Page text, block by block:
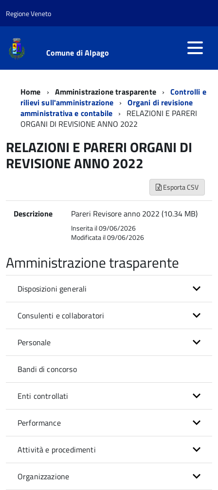
Regione Veneto
Comune di Alpago
Home Amministrazione trasparente
Controlli e
rilievi sull'amministrazione
Organi di revisione
amministrativa e contabile
RELAZIONI E PARERI
ORGANI DI REVISIONE ANNO 2022
RELAZIONI E PARERI ORGANI DI
REVISIONE ANNO 2022
Esporta CSV
Descrizione Pareri Revisore anno 2022 (10.34 MB)
Inserita il 09/06/2026
Modificata il 09/06/2026
Amministrazione trasparente
Disposizioni generali
Consulenti e collaboratori
Personale
Bandi di concorso
Enti controllati
Performance
Attività e procedimenti
Organizzazione